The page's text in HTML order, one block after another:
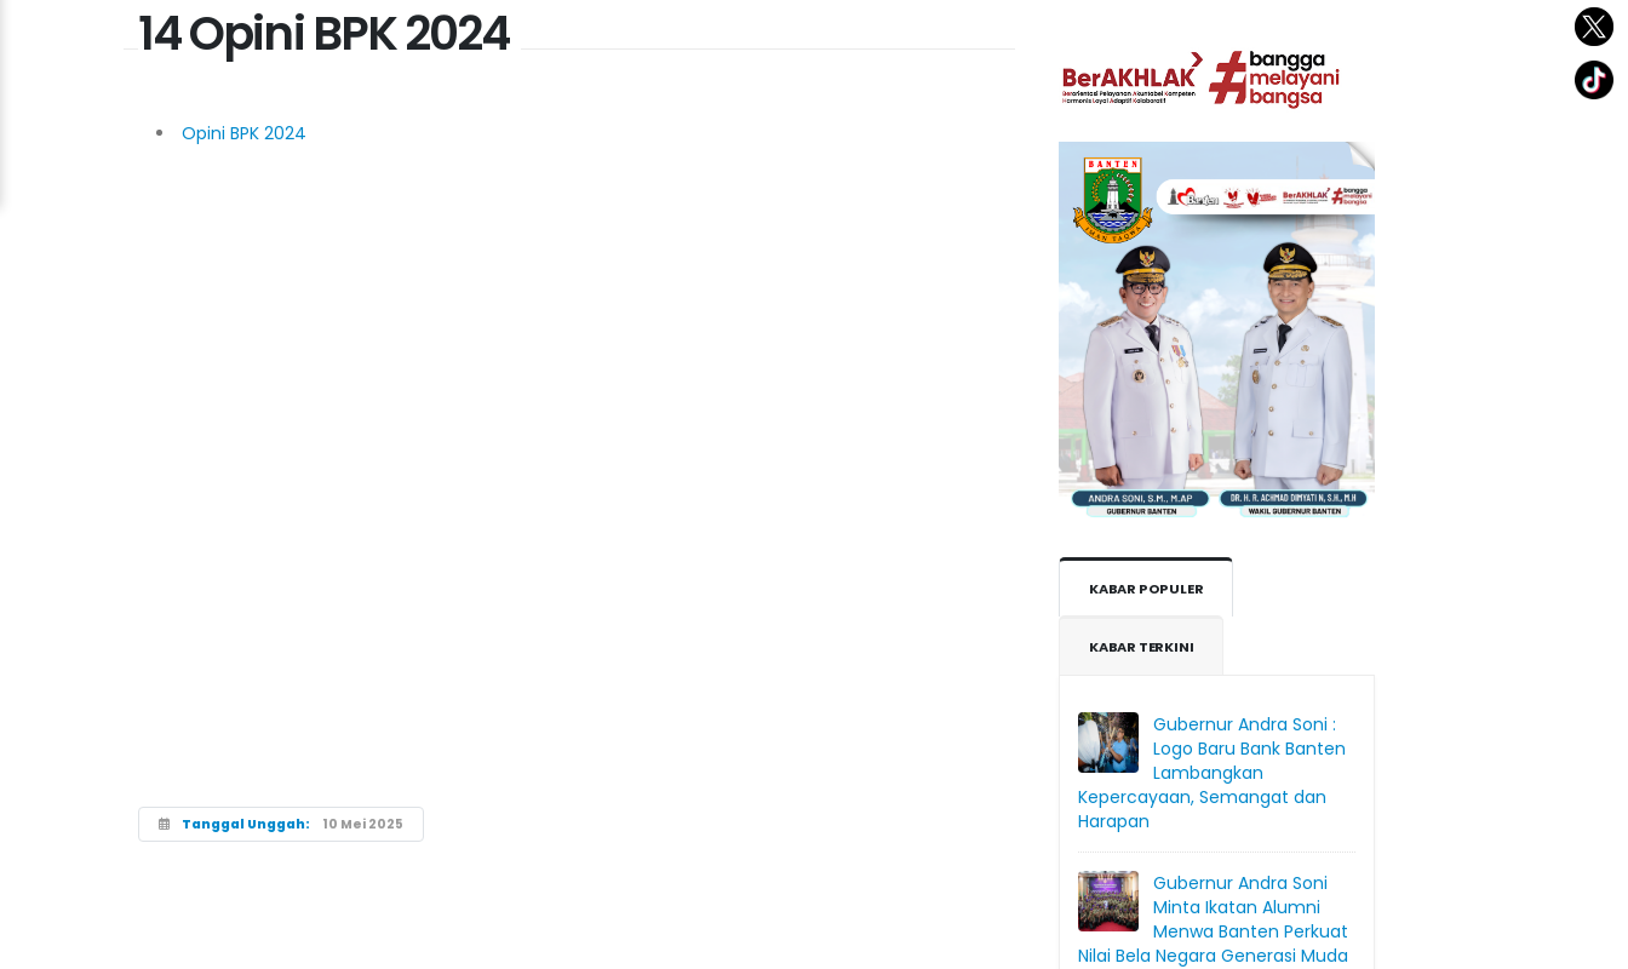
14 Opini BPK 2024
Opini BPK 2024
Tanggal Unggah: 10 Mei 2025
KABAR POPULER
KABAR TERKINI
Gubernur Andra Soni :
Logo Baru Bank Banten
Lambangkan
Kepercayaan, Semangat dan
Harapan
Gubernur Andra Soni
Minta Ikatan Alumni
Menwa Banten Perkuat
Nilai Bela Negara Generasi Muda